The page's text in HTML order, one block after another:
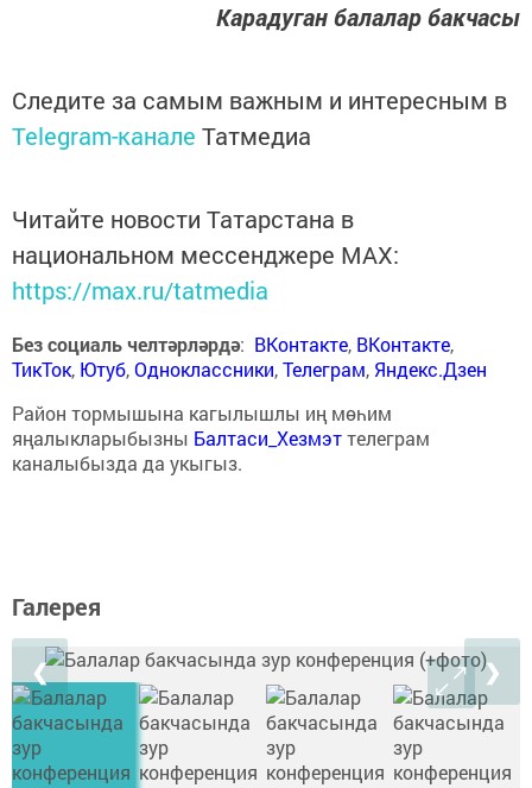
Карадуган балалар бакчасы
Следите за самым важным и интересным в
Telegram-канале Татмедиа
Читайте новости Татарстана в
национальном мессенджере MАХ:
https://max.ru/tatmedia
Без социаль челтәрләрдә: ВКонтакте, ВКонтакте,
ТикТок, Ютуб,Одноклассники,Телеграм, Яндекс.Дзен
Район тормышына кагылышлы иң мөһим
яңалыкларыбызны Балтаси_Хезмэттелеграм
каналыбызда да укыгыз.
Галерея
❮ ❯